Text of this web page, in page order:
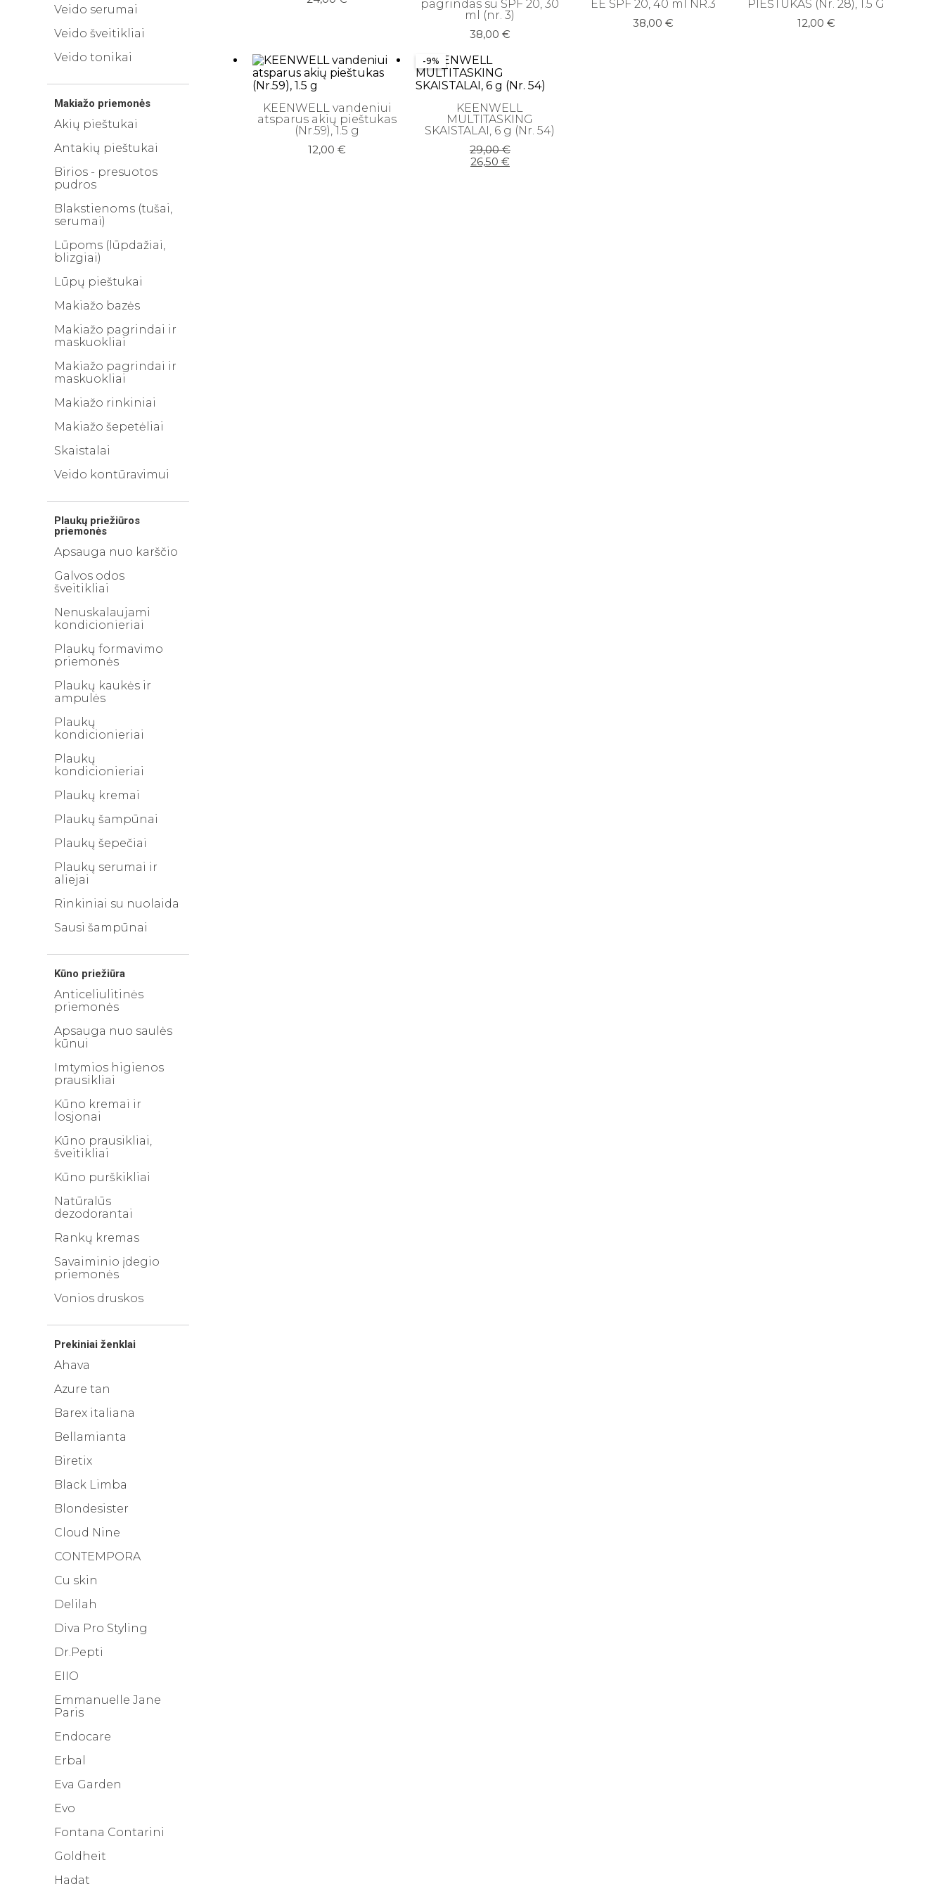
Veido serumai
Veido šveitikliai
Veido tonikai
Makiažo priemonės
Akių pieštukai
Antakių pieštukai
Birios - presuotos
pudros
Blakstienoms (tušai,
serumai)
Lūpoms (lūpdažiai,
blizgiai)
Lūpų pieštukai
Makiažo bazės
Makiažo pagrindai ir
maskuokliai
Makiažo pagrindai ir
maskuokliai
Makiažo rinkiniai
Makiažo šepetėliai
Skaistalai
Veido kontūravimui
Plaukų priežiūros
priemonės
Apsauga nuo karščio
Galvos odos
šveitikliai
Nenuskalaujami
kondicionieriai
Plaukų formavimo
priemonės
Plaukų kaukės ir
ampulės
Plaukų
kondicionieriai
Plaukų
kondicionieriai
Plaukų kremai
Plaukų šampūnai
Plaukų šepečiai
Plaukų serumai ir
aliejai
Rinkiniai su nuolaida
Sausi šampūnai
Kūno priežiūra
Anticeliulitinės
priemonės
Apsauga nuo saulės
kūnui
Imtymios higienos
prausikliai
Kūno kremai ir
losjonai
Kūno prausikliai,
šveitikliai
Kūno purškikliai
Natūralūs
dezodorantai
Rankų kremas
Savaiminio įdegio
priemonės
Vonios druskos
Prekiniai ženklai
Ahava
Azure tan
Barex italiana
Bellamianta
Biretix
Black Limba
Blondesister
Cloud Nine
CONTEMPORA
Cu skin
Delilah
Diva Pro Styling
Dr.Pepti
EIIO
Emmanuelle Jane
Paris
Endocare
Erbal
Eva Garden
Evo
Fontana Contarini
Goldheit
Hadat
pagrindas su SPF 20, 30
ml (nr. 3)
38,00 €
EE SPF 20, 40 ml NR.3
38,00 €
PIEŠTUKAS (Nr. 28), 1.5 G
12,00 €
KEENWELL vandeniui
atsparus akių pieštukas
(Nr.59), 1.5 g
12,00€
-9%
KEENWELL
MULTITASKING
SKAISTALAI, 6 g (Nr. 54)
29,00€
Original
price
26,50 €
Current
price